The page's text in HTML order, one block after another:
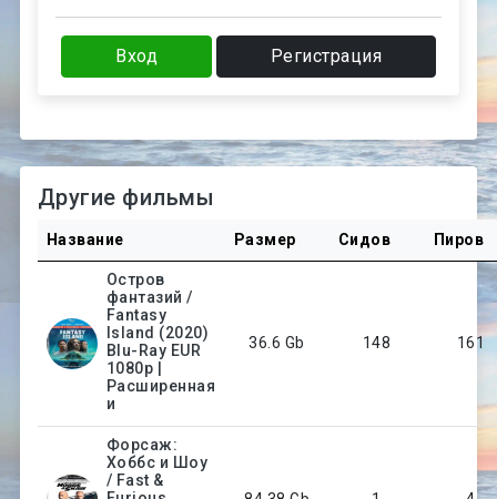
Вход Регистрация
Другие фильмы
Название Размер Сидов Пиров
Остров
фантазий /
Fantasy
Island (2020)
Blu-Ray EUR
1080p |
Расширенная
и
36.6 Gb 148 161
Форсаж:
Хоббс и Шоу
/ Fast &